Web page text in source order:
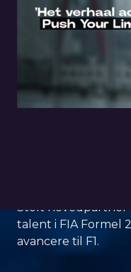
Stolt hovedpartner
talent i FIA Formel
avancere til F1.